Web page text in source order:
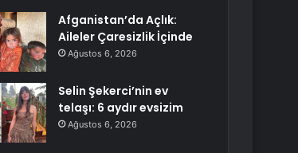
Afganistan’da Açlık:
Aileler Çaresizlik İçinde
Ağustos 6, 2026
Selin Şekerci’nin ev
telaşı: 6 aydır evsizim
Ağustos 6, 2026